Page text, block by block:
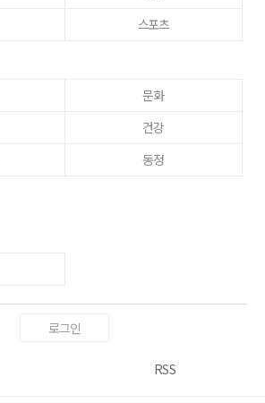
스포츠
문화
건강
동정
로그인
RSS